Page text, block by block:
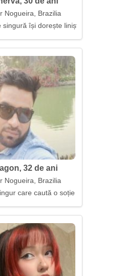
Nogueira, Brazilia
singură își dorește liniște împreună
32 de ani
Nogueira, Brazilia
care caută o soție